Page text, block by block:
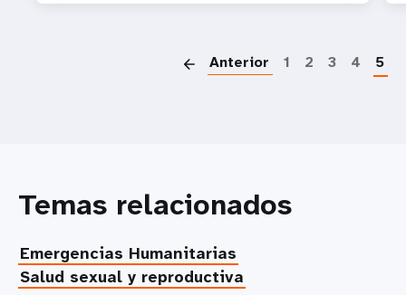
Anterior 1 2 3 4 5
Temas relacionados
Emergencias Humanitarias
Salud sexual y reproductiva